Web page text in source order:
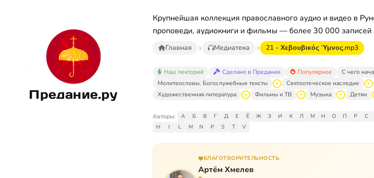
Предание.ру
Крупнейшая коллекция православного аудио и видео в
проповеди, аудиокниги и фильмы — более 30 000 записей
Главная Медиатека 21 - Χεβουβικός Ύμνος.mp3
Наш лекторий Сделано в Предании Популярное С чего
Молитвословы. Богослужебные тексты
Святоотеческое наследие
Художественная литература
Фильмы и ТВ Музыка Детям
Авторы: А Б В Г Д Е Ё Ж З И К Л М Н О П Р С
H
I L M N P S T V
БЛАГОТВОРИТЕЛЬНОСТЬ
Артём Хмелев